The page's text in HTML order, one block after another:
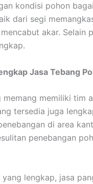
kondisi pohon
dari segi
akar. Selain
Jasa Tebang
memang memiliki tim
tersedia juga
di area
penebangan
lengkap, jasa